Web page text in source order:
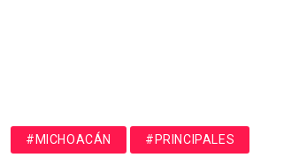
#MICHOACÁN #PRINCIPALES